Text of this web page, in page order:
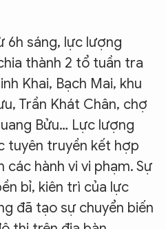
6h sáng, lực lượng
thành 2 tổ tuần tra
Khai, Bạch Mai, khu
Trần Khát Chân, chợ
Bửu… Lực lượng
tuyên truyền kết hợp
các hành vi vi phạm. Sự
bỉ, kiên trì của lực
đã tạo sự chuyển biến